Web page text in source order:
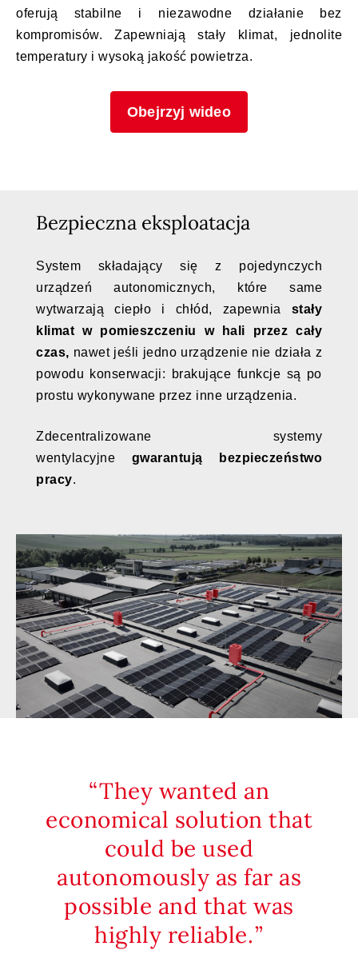
oferują stabilne i niezawodne działanie bez
kompromisów. Zapewniają stały klimat, jednolite
temperatury i wysoką jakość powietrza.
Obejrzyj wideo
Bezpieczna eksploatacja
System składający się z pojedynczych
urządzeń autonomicznych, które same
wytwarzają ciepło i chłód, zapewnia stały
klimat w pomieszczeniu
w hali przez cały
czas, nawet jeśli jedno urządzenie nie działa z
powodu konserwacji: brakujące funkcje są po
prostu wykonywane przez inne urządzenia.
Zdecentralizowane systemy
wentylacyjne gwarantują bezpieczeństwo
pracy.
They wanted an
economical solution that
could be used
autonomously as far as
possible and that was
highly reliable.